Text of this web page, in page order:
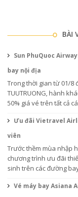
BÀI
Sun PhuQuoc
bay nội địa
Trong thời gian từ 01/8
TUUTRUONG, hành
50% giá vé trên tất cả
Ưu đãi Vietravel
viên
Trước thềm mùa nhập
chương trình ưu đãi
sinh trên các đường
Vé máy bay Asiana